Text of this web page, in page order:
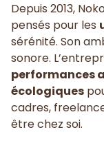
Depuis 2013,
pensés pour les
sérénité. Son
sonore.
performances
écologiques
cadres,
être chez soi.